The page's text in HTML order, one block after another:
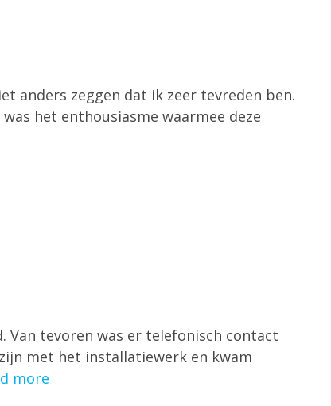
anders zeggen dat ik zeer tevreden ben.
het enthousiasme waarmee deze
Van tevoren was er telefonisch contact
met het installatiewerk en kwam
more